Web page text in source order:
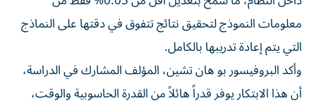
معلومات النموذج لتحقيق نتائج تتفوق في دقتها على النماذج
التي يتم إعادة تدريبها بالكامل.
وأكد البروفيسور بو هان تشين، المؤلف المشارك في الدراسة،
أن هذا الابتكار يوفر قدراً هائلاً من القدرة الحاسوبية والوقت،